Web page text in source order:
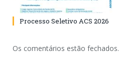
Processo Seletivo ACS 2026
Os comentários estão fechados.